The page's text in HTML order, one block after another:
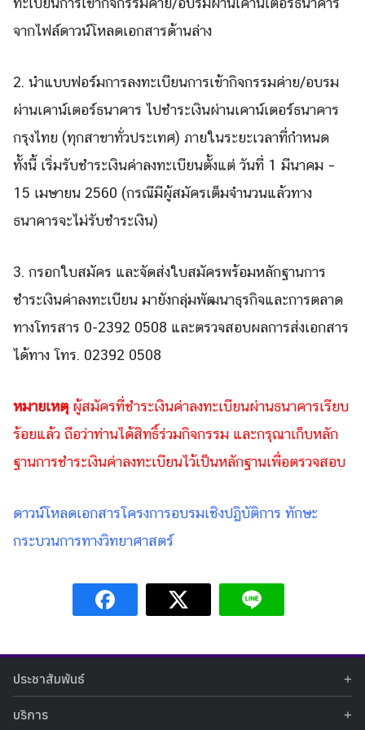
Search
จากไฟล์ดาวน์โหลดเอกสารด้านล่าง
2. นำแบบฟอร์มการลงทะเบียนการเข้ากิจกรรมค่าย/อบรม
ผ่านเคาน์เตอร์ธนาคาร ไปชำระเงินผ่านเคาน์เตอร์ธนาคาร
กรุงไทย (ทุกสาขาทั่วประเทศ) ภายในระยะเวลาที่กำหนด
ทั้งนี้ เริ่มรับชำระเงินค่าลงทะเบียนตั้งแต่ วันที่ 1 มีนาคม –
15 เมษายน 2560 (กรณีมีผู้สมัครเต็มจำนวนแล้วทาง
ธนาคารจะไม่รับชำระเงิน)
3. กรอกใบสมัคร และจัดส่งใบสมัครพร้อมหลักฐานการ
ชำระเงินค่าลงทะเบียน มายังกลุ่มพัฒนาธุรกิจและการตลาด
ทางโทรสาร 0-2392 0508 และตรวจสอบผลการส่งเอกสาร
ได้ทาง โทร. 02392 0508
หมายเหตุ ผู้สมัครที่ชำระเงินค่าลงทะเบียนผ่านธนาคารเรียบ
ร้อยแล้ว ถือว่าท่านได้สิทธิ์ร่วมกิจกรรม และกรุณาเก็บหลัก
ฐานการชำระเงินค่าลงทะเบียนไว้เป็นหลักฐานเพื่อตรวจสอบ
ดาวน์โหลดเอกสารโครงการอบรมเชิงปฏิบัติการ ทักษะ
กระบวนการทางวิทยาศาสตร์
ประชาสัมพันธ์
ข่าวประชาสัมพันธ์
ข่าวกิจกรรม
บริการ